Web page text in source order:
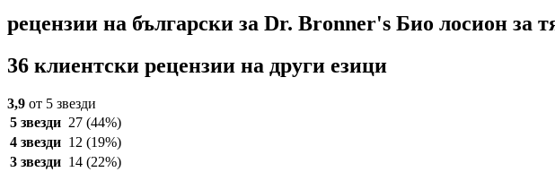
рецензии на български за Dr. Bronner's Био лосион за
36 клиентски рецензии на други езици
3,9 от 5 звезди
5 звезди 27 (44%)
4 звезди 12 (19%)
3 звезди 14 (22%)